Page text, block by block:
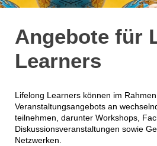
Angebote für
Learners
Lifelong Learners können im
Veranstaltungsangebots an
teilnehmen, darunter Workshops,
Diskussionsveranstaltungen sowie
Netzwerken.